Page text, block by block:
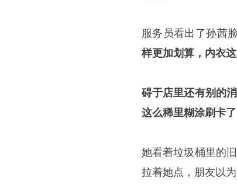
服务员看出了孙茜
样更加划算，内衣
碍于店里还有别的
这么稀里糊涂刷卡
她看着垃圾桶里的
拉着她点，朋友以为